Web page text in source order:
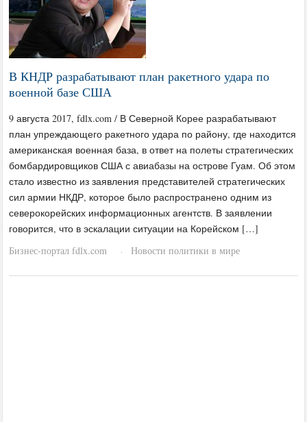
В КНДР разрабатывают план ракетного удара по
военной базе США
9 августа 2017, fdlx.com / В Северной Корее разрабатывают
план упреждающего ракетного удара по району, где находится
американская военная база, в ответ на полеты стратегических
бомбардировщиков США с авиабазы на острове Гуам. Об этом
стало известно из заявления представителей стратегических
сил армии НКДР, которое было распространено одним из
северокорейских информационных агентств. В заявлении
говорится, что в эскалации ситуации на Корейском […]
Бизнес-портал fdlx.com
· Новости политики в мире